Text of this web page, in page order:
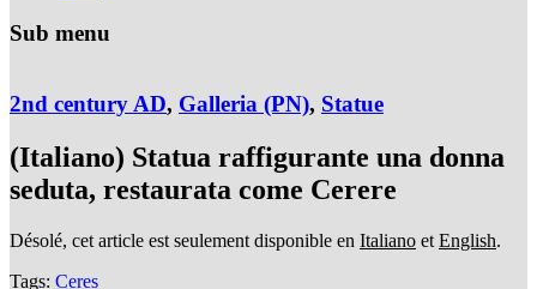
Sub menu
2nd century AD, Galleria (PN), Statue
(Italiano) Statua raffigurante una donna
seduta, restaurata come Cerere
Désolé, cet article est seulement disponible en Italiano et English.
Tags: Ceres